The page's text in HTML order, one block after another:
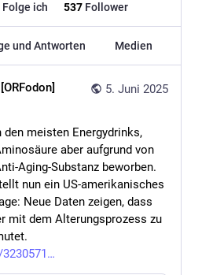
Folge ich 537 Follower
und Antworten Medien
5. Juni 2025
meisten Energydrinks,
aber aufgrund von
Aging-Substanz beworben.
nun ein US-amerikanisches
Neue Daten zeigen, dass
mit dem Alterungsprozess zu